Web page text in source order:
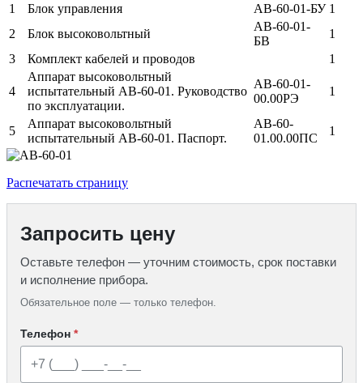
1
Блок управления АВ-60-01-БУ 1
2
Блок высоковольтный
АВ-60-01-
БВ
1
3
Комплект кабелей и проводов 1
4
Аппарат высоковольтный
испытательный АВ-60-01. Руководство
по эксплуатации.
АВ-60-01-
00.00РЭ
1
5
Аппарат высоковольтный
испытательный АВ-60-01. Паспорт.
АВ-60-
01.00.00ПС
1
Распечатать страницу
Запросить цену
Оставьте телефон — уточним стоимость, срок поставки
и исполнение прибора.
Обязательное поле — только телефон.
Телефон *